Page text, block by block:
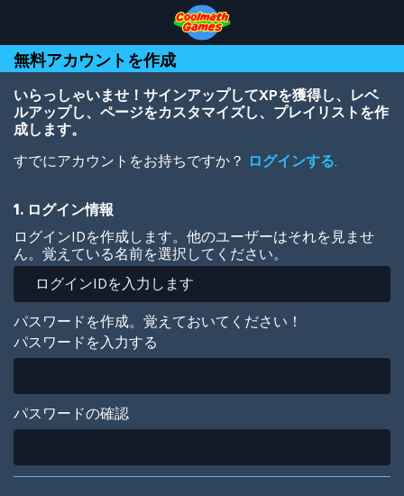
Top
of
Page
Navigation
Main
Content
Footer
ン
コ
ン
移
無料アカウントを作成
いらっしゃいませ！サインアップしてXPを獲得し、レベ
ルアップし、ページをカスタマイズし、プレイリストを作
成します。
すでにアカウントをお持ちですか？ ログインする.
1. ログイン情報
ログインIDを作成します。他のユーザーはそれを見ませ
ん。覚えている名前を選択してください。
パスワードを作成。覚えておいてください！
パスワードを入力する
パスワードの確認